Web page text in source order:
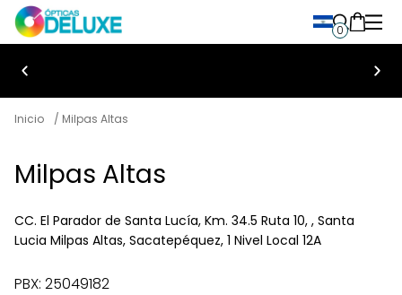
0
Bienvenido a Ópticas Deluxe
Inicio / Milpas Altas
Milpas Altas
CC. El Parador de Santa Lucía, Km. 34.5 Ruta 10, , Santa
Lucia Milpas Altas, Sacatepéquez, 1 Nivel Local 12A
PBX: 25049182